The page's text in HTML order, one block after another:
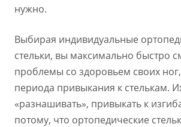
нужно.
Выбирая индивидуальные
стельки, вы максимально быстро
проблемы со здоровьем своих
периода привыкания к стелькам.
«разнашивать», привыкать к
потому, что ортопедические